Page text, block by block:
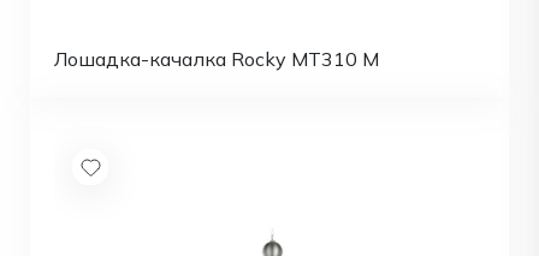
Лошадка-качалка Rocky MT310 M